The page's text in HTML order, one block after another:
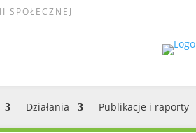
SPOŁECZNEJ
Działania Publikacje i raporty